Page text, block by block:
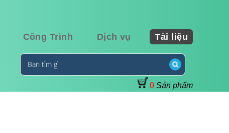
Công Trình Dịch vụ Tài liệu
0 Sản phẩm